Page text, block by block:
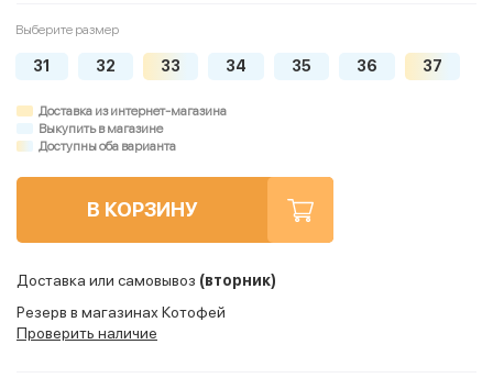
Выберите размер
31 32 33 34 35 36 37
Доставка из интернет-магазина
Выкупить в магазине
Доступны оба варианта
В КОРЗИНУ
Доставка или самовывоз (вторник)
Резерв в магазинах Котофей
Проверить наличие